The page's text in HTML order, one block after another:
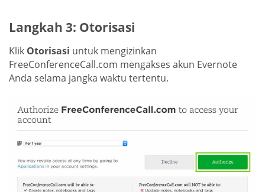
Langkah 3: Otorisasi
Klik Otorisasi untuk mengizinkan
FreeConferenceCall.com mengakses akun Evernote
Anda selama jangka waktu tertentu.